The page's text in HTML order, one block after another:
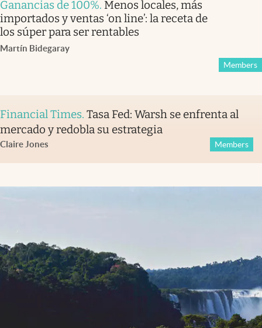
Ganancias de 100%. Menos locales, más
importados y ventas ‘on line’: la receta de
los súper para ser rentables
Martín Bidegaray
Members
Financial Times. Tasa Fed: Warsh se enfrenta al
mercado y redobla su estrategia
Claire Jones Members